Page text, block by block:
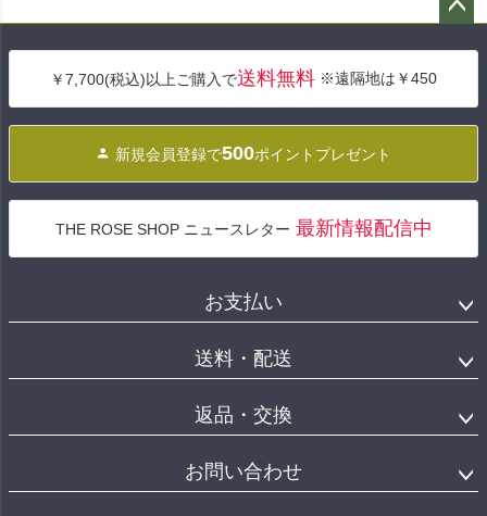
へ
￥7,700(税込)以上ご購入で送料無料 ※遠隔地は￥450
新規会員登録で500ポイントプレゼント
THE ROSE SHOP ニュースレター 最新情報配信中
お支払い
送料・配送
返品・交換
お問い合わせ